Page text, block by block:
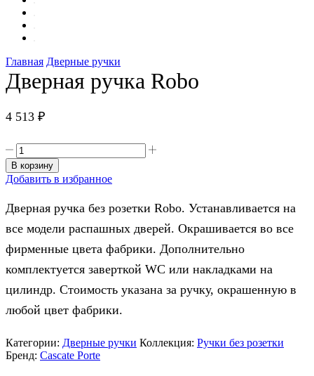
Главная Дверные ручки
Дверная ручка Robo
4 513 ₽
Количество
товара
Дверная
ручка
В корзину
Добавить в избранное
Дверная ручка без розетки Robo. Устанавливается на
все модели распашных дверей. Окрашивается во все
фирменные цвета фабрики. Дополнительно
комплектуется заверткой WC или накладками на
цилиндр. Стоимость указана за ручку, окрашенную в
любой цвет фабрики.
Категории: Дверные ручки Коллекция: Ручки без розетки
Бренд: Cascate Porte